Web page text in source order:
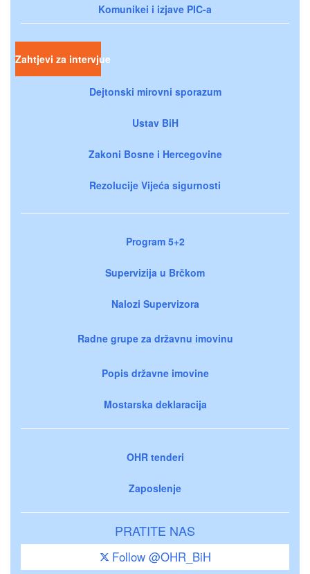
Komunikei i izjave PIC-a
Zahtjevi za intervjue
Dejtonski mirovni sporazum
Ustav BiH
Zakoni Bosne i Hercegovine
Rezolucije Vijeća sigurnosti
Program 5+2
Supervizija u Brčkom
Nalozi Supervizora
Radne grupe za državnu imovinu
Popis državne imovine
Mostarska deklaracija
OHR tenderi
Zaposlenje
PRATITE NAS
Follow @OHR_BiH